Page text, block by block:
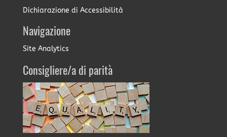
Dichiarazione di Accessibilità
Navigazione
Site Analytics
Consigliere/a di parità